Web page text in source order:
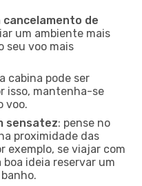
cancelamento de
um ambiente mais
seu voo mais
cabina pode ser
isso, mantenha-se
voo.
sensatez: pense no
proximidade das
exemplo, se viajar com
ideia reservar um